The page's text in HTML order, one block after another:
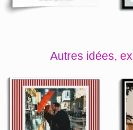
Autres idées,